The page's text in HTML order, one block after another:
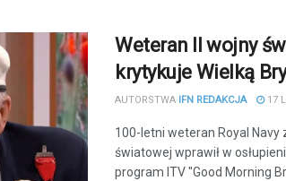
Weteran II wojny
krytykuje Wielką
AUTORSTWA IFN REDAKCJA 17
100-letni weteran Royal Navy
światowej wprawił w
program ITV "Good Morning